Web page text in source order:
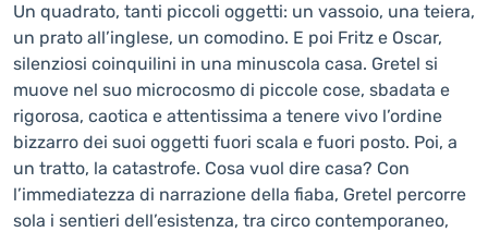
Un quadrato, tanti piccoli oggetti: un vassoio, una teiera,
un prato all’inglese, un comodino. E poi Fritz e Oscar,
silenziosi coinquilini in una minuscola casa. Gretel si
muove nel suo microcosmo di piccole cose, sbadata e
rigorosa, caotica e attentissima a tenere vivo l’ordine
bizzarro dei suoi oggetti fuori scala e fuori posto. Poi, a
un tratto, la catastrofe. Cosa vuol dire casa? Con
l’immediatezza di narrazione della fiaba, Gretel percorre
sola i sentieri dell’esistenza, tra circo contemporaneo,